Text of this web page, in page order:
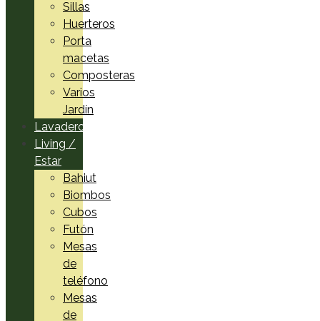
Sillas
Huerteros
Porta
macetas
Composteras
Varios
Jardín
Lavadero
Living /
Estar
Bahiut
Biombos
Cubos
Futón
Mesas
de
teléfono
Mesas
de